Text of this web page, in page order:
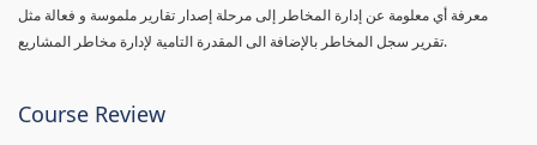
معرفة أي معلومة عن إدارة المخاطر إلى مرحلة إصدار تقارير ملموسة و فعالة مثل
تقرير سجل المخاطر بالإضافة الى المقدرة التامية لإدارة مخاطر المشاريع.
Course Review